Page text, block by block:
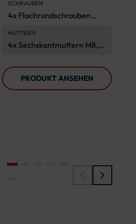
SCHRAUBEN
4x Flachrundschrauben
MUTTERN
4x Sechskantmuttern M8,
PRODUKT ANSEHEN